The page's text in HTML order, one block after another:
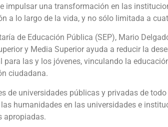
impulsar una transformación en las
a lo largo de la vida, y no sólo limitada a
de Educación Pública (SEP), Mario
y Media Superior ayuda a reducir la
las y los jóvenes, vinculando la
ciudadana.
de universidades públicas y privadas de
humanidades en las universidades e
apropiadas.